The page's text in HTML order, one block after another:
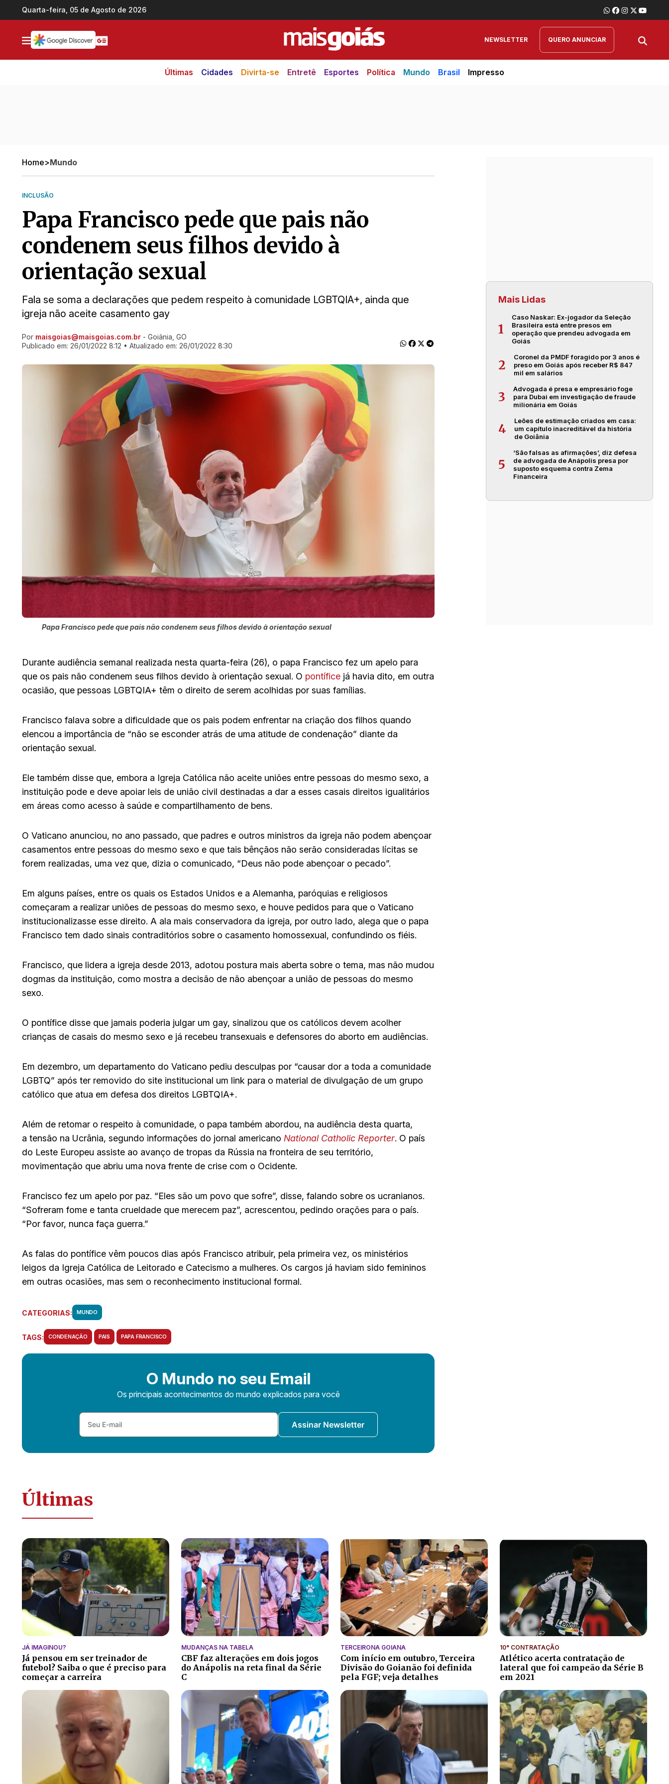
Ir direto pro conteúdo
Quarta-feira, 05 de Agosto de 2026
NEWSLETTER QUERO ANUNCIAR
Últimas Cidades Divirta-se Entretê Esportes Política Mundo Brasil Impresso
Home>Mundo
INCLUSÃO
Papa Francisco pede que pais não
condenem seus filhos devido à
orientação sexual
Fala se soma a declarações que pedem respeito à comunidade LGBTQIA+, ainda que
igreja não aceite casamento gay
Ir direto pra matéria
Por maisgoias@maisgoias.com.br - Goiânia, GO
Publicado em: 26/01/2022 8:12 • Atualizado em: 26/01/2022 8:30
Papa Francisco pede que pais não condenem seus filhos devido à orientação sexual
Durante audiência semanal realizada nesta quarta-feira (26), o papa Francisco fez um apelo para
que os pais não condenem seus filhos devido à orientação sexual. O pontífice já havia dito, em outra
ocasião, que pessoas LGBTQIA+ têm o direito de serem acolhidas por suas famílias.
Francisco falava sobre a dificuldade que os pais podem enfrentar na criação dos filhos quando
elencou a importância de “não se esconder atrás de uma atitude de condenação” diante da
orientação sexual.
Ele também disse que, embora a Igreja Católica não aceite uniões entre pessoas do mesmo sexo, a
instituição pode e deve apoiar leis de união civil destinadas a dar a esses casais direitos igualitários
em áreas como acesso à saúde e compartilhamento de bens.
O Vaticano anunciou, no ano passado, que padres e outros ministros da igreja não podem abençoar
casamentos entre pessoas do mesmo sexo e que tais bênçãos não serão consideradas lícitas se
forem realizadas, uma vez que, dizia o comunicado, “Deus não pode abençoar o pecado”.
Em alguns países, entre os quais os Estados Unidos e a Alemanha, paróquias e religiosos
começaram a realizar uniões de pessoas do mesmo sexo, e houve pedidos para que o Vaticano
institucionalizasse esse direito. A ala mais conservadora da igreja, por outro lado, alega que o papa
Francisco tem dado sinais contraditórios sobre o casamento homossexual, confundindo os fiéis.
Francisco, que lidera a igreja desde 2013, adotou postura mais aberta sobre o tema, mas não mudou
dogmas da instituição, como mostra a decisão de não abençoar a união de pessoas do mesmo
sexo.
O pontífice disse que jamais poderia julgar um gay, sinalizou que os católicos devem acolher
crianças de casais do mesmo sexo e já recebeu transexuais e defensores do aborto em audiências.
Em dezembro, um departamento do Vaticano pediu desculpas por “causar dor a toda a comunidade
LGBTQ” após ter removido do site institucional um link para o material de divulgação de um grupo
católico que atua em defesa dos direitos LGBTQIA+.
Além de retomar o respeito à comunidade, o papa também abordou, na audiência desta quarta,
a tensão na Ucrânia, segundo informações do jornal americano National Catholic Reporter. O país
do Leste Europeu assiste ao avanço de tropas da Rússia na fronteira de seu território,
movimentação que abriu uma nova frente de crise com o Ocidente.
Francisco fez um apelo por paz. “Eles são um povo que sofre”, disse, falando sobre os ucranianos.
“Sofreram fome e tanta crueldade que merecem paz”, acrescentou, pedindo orações para o país.
“Por favor, nunca faça guerra.”
As falas do pontífice vêm poucos dias após Francisco atribuir, pela primeira vez, os ministérios
leigos da Igreja Católica de Leitorado e Catecismo a mulheres. Os cargos já haviam sido femininos
em outras ocasiões, mas sem o reconhecimento institucional formal.
CATEGORIAS: MUNDO
TAGS: CONDENAÇÃO PAIS PAPA FRANCISCO
O Mundo no seu Email
Os principais acontecimentos do mundo explicados para você
Assinar Newsletter
Mais Lidas
1
Caso Naskar: Ex-jogador da Seleção
Brasileira está entre presos em
operação que prendeu advogada em
Goiás
2
Coronel da PMDF foragido por 3 anos é
preso em Goiás após receber R$ 847
mil em salários
3
Advogada é presa e empresário foge
para Dubai em investigação de fraude
milionária em Goiás
4
Leões de estimação criados em casa:
um capítulo inacreditável da história
de Goiânia
5
‘São falsas as afirmações’, diz defesa
de advogada de Anápolis presa por
suposto esquema contra Zema
Financeira
Últimas
JÁ IMAGINOU?
Já pensou em ser treinador de
futebol? Saiba o que é preciso para
começar a carreira
MUDANÇAS NA TABELA
CBF faz alterações em dois jogos
do Anápolis na reta final da Série
C
TERCEIRONA GOIANA
Com início em outubro, Terceira
Divisão do Goianão foi definida
pela FGF; veja detalhes
10° CONTRATAÇÃO
Atlético acerta contratação de
lateral que foi campeão da Série B
em 2021